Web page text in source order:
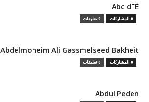
Abc dГЁ
0 المشاركات 0 تعليقات
Abdelmoneim Ali Gassmelseed Bakheit
0 المشاركات 0 تعليقات
Abdul Peden